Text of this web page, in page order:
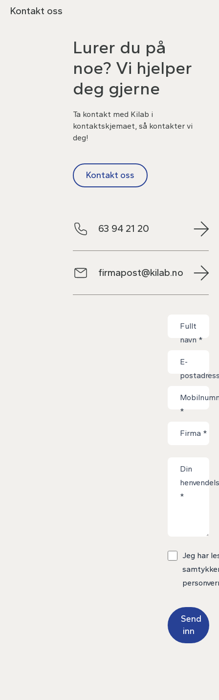
Kontakt oss
Lurer du på
noe? Vi hjelper
deg gjerne
Ta kontakt med Kilab i
kontaktskjemaet, så kontakter vi
deg!
Kontakt oss
63 94 21 20
firmapost@kilab.no
Fullt
navn *
E-
*
Firma *
Din
*
Jeg har
Send
inn